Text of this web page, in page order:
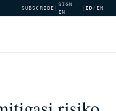
SUBSCRIBE
SIGN
IN
ID/ EN